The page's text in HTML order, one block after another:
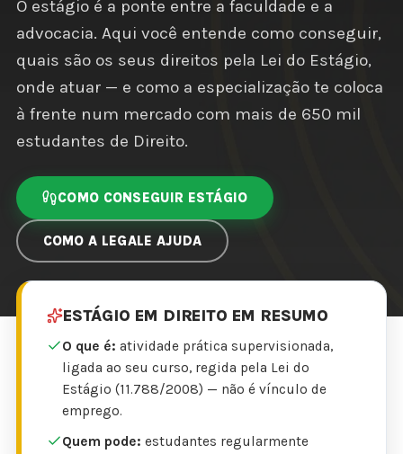
O estágio é a ponte entre a faculdade e a
advocacia. Aqui você entende como conseguir,
quais são os seus direitos pela Lei do Estágio,
onde atuar — e como a especialização te coloca
à frente num mercado com mais de 650 mil
estudantes de Direito.
COMO CONSEGUIR ESTÁGIO
COMO A LEGALE AJUDA
ESTÁGIO EM DIREITO EM RESUMO
O que é: atividade prática supervisionada,
ligada ao seu curso, regida pela Lei do
Estágio (11.788/2008) — não é vínculo de
emprego.
Quem pode: estudantes regularmente